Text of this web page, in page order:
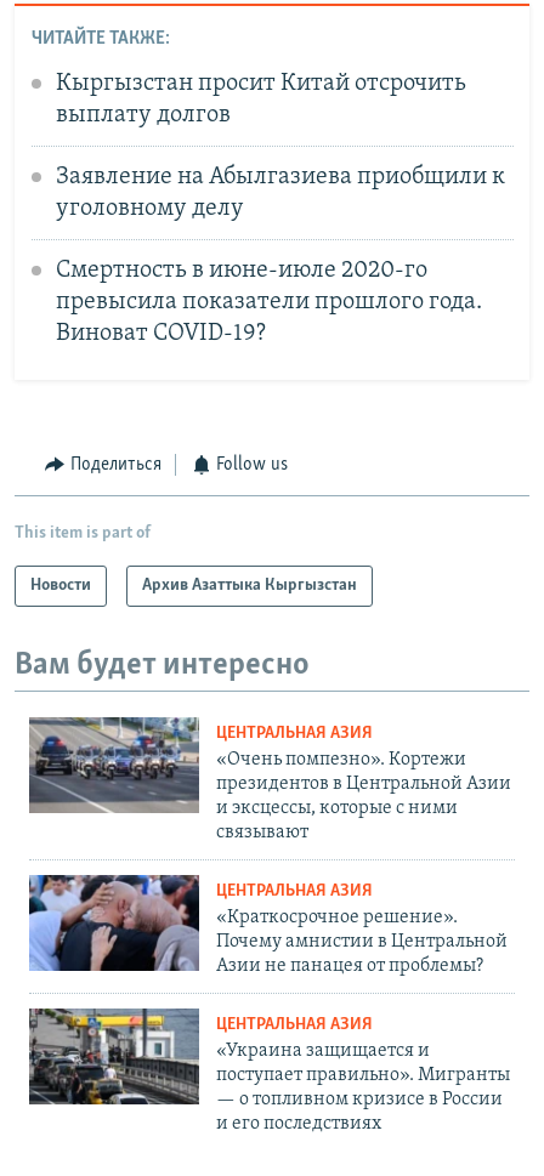
ЧИТАЙТЕ ТАКЖЕ:
Кыргызстан просит Китай отсрочить
выплату долгов
Заявление на Абылгазиева приобщили к
уголовному делу
Смертность в июне-июле 2020-го
превысила показатели прошлого года.
Виноват COVID-19?
Поделиться Follow us
This item is part of
Новости Архив Азаттыка Кыргызстан
Вам будет интересно
ЦЕНТРАЛЬНАЯ АЗИЯ
«Очень помпезно». Кортежи
президентов в Центральной Азии
и эксцессы, которые с ними
связывают
ЦЕНТРАЛЬНАЯ АЗИЯ
«Краткосрочное решение».
Почему амнистии в Центральной
Азии не панацея от проблемы?
ЦЕНТРАЛЬНАЯ АЗИЯ
«Украина защищается и
поступает правильно». Мигранты
— о топливном кризисе в России
и его последствиях